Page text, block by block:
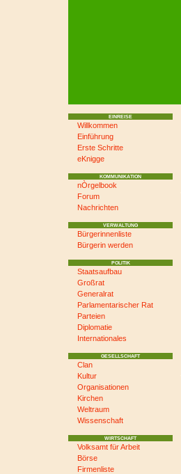
EINREISE
Willkommen
Einführung
Erste Schritte
eKnigge
KOMMUNIKATION
nÒrgelbook
Forum
Nachrichten
VERWALTUNG
Bürgerinnenliste
Bürgerin werden
POLITIK
Staatsaufbau
Großrat
Generalrat
Parlamentarischer Rat
Parteien
Diplomatie
Internationales
GESELLSCHAFT
Clan
Kultur
Organisationen
Kirchen
Weltraum
Wissenschaft
WIRTSCHAFT
Volksamt für Arbeit
Börse
Firmenliste